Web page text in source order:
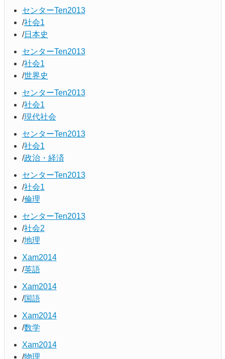
センターTen2013
社会1
日本史
センターTen2013
社会1
世界史
センターTen2013
社会1
現代社会
センターTen2013
社会1
政治・経済
センターTen2013
社会1
倫理
センターTen2013
社会2
地理
Xam2014
英語
Xam2014
国語
Xam2014
数学
Xam2014
物理